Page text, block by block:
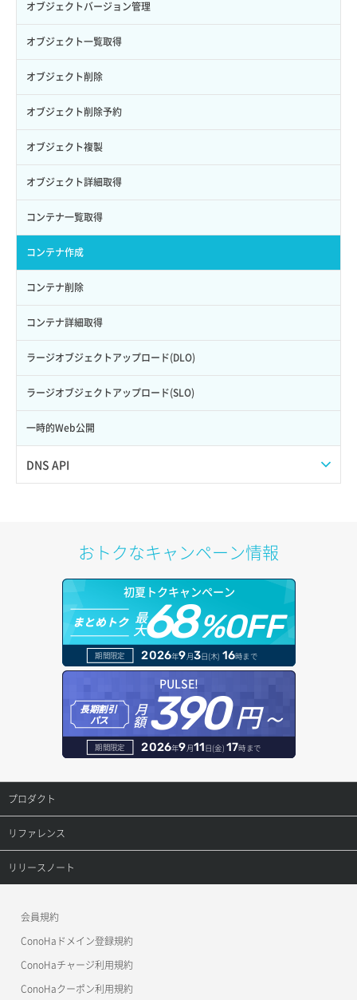
パーミッション一覧取得
ロールからパーミッションを紐づけ解除
ロールにパーミッションを紐づけ
ロール一覧取得
ロール作成
ロール削除
ロール更新
ロール詳細取得
ボリュームタイプ一覧取得
ボリュームタイプ詳細取得
ボリューム一覧取得
ボリューム作成
ボリューム削除
ボリューム更新
ボリューム詳細一覧取得
ボリューム詳細取得
自動バックアップ有効化
自動バックアップ無効化
コンソールURL発行
サーバーに紐づくアドレス取得
サーバーに紐づくアドレス取得（ネットワーク指定）
サーバーに紐づくセキュリティグループ取得
サーバープラン一覧取得
サーバープラン変更
サーバープラン詳細一覧取得
サーバープラン詳細取得
サーバーメタデータ取得
サーバーメタデータ更新（ネームタグ変更）
サーバー一覧取得
サーバー作成
サーバー利用状況グラフ（トラフィック）
サーバー削除
サーバー操作（起動/停止/再起動/強制停止）
サーバー設定切替
サーバー詳細一覧取得
サーバー詳細取得
ポートデタッチ
ボリュームアタッチ
ボリュームデタッチ
セキュリティグループ ルール削除
セキュリティグループ ルール詳細取得
セキュリティグループ一覧取得
セキュリティグループ作成
セキュリティグループ削除
セキュリティグループ更新
セキュリティグループ詳細取得
ネットワーク一覧取得
ネットワーク作成（ローカルネットワーク用）
ネットワーク削除（ローカルネットワーク用）
ネットワーク詳細取得
ポート一覧取得
ポート作成（ローカルネットワーク用）
ポート詳細取得
ヘルスモニタ作成
ヘルスモニタ削除
ヘルスモニタ更新
ヘルスモニタ詳細取得
メンバー一覧
メンバー削除
メンバー更新
メンバー詳細取得
メンバー追加
リスナー一覧取得
リスナー作成
リスナー削除
リスナー更新
リスナー詳細取得
ロードバランサー詳細取得
ロードバランサー追加
オブジェクトバージョン管理
オブジェクト一覧取得
オブジェクト削除
オブジェクト削除予約
オブジェクト複製
オブジェクト詳細取得
コンテナ一覧取得
コンテナ作成
コンテナ削除
コンテナ詳細取得
ラージオブジェクトアップロード(DLO)
ラージオブジェクトアップロード(SLO)
一時的Web公開
DNS API
ドメイン情報登録
ドメイン詳細取得
レコード一覧取得
レコード作成
レコード更新
レコード詳細取得
おトクなキャンペーン情報
初夏トクキャンペーン
まとめトク 最
大68%OFF
期間限定 2026年9月3日(木) 16時まで
PULSE!
長期割引
パス
月
額390円～
期間限定 2026年9月11日(金) 17時まで
プロダクト
プロダクトトップ
ConoHa VPS(Ver.3.0)
ConoHa for GAME
リファレンス
リファレンストップ
OpenStack CLI
Terraform
リリースノート
会員規約
ConoHaドメイン登録規約
ConoHaチャージ利用規約
ConoHaクーポン利用規約